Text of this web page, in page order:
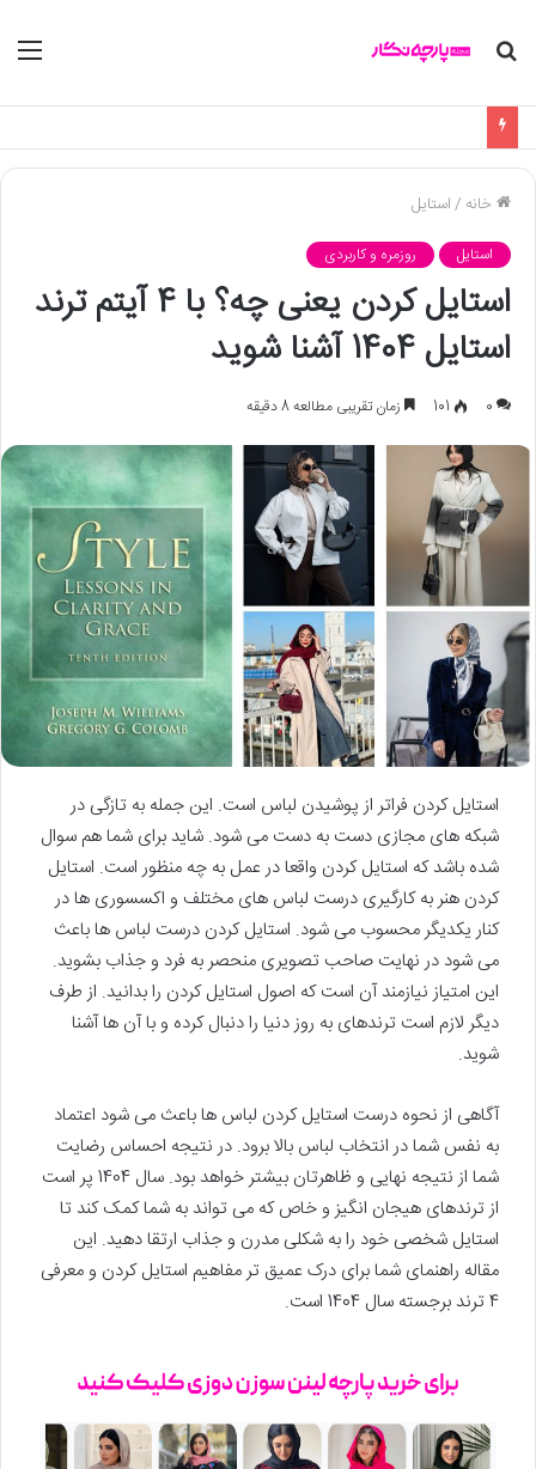
جستجو
خانه /استایل
استایل روزمره و کاربردی
استایل کردن یعنی چه؟ با 4 آیتم ترند
استایل 1404 آشنا شوید
0
101 زمان تقریبی مطالعه 8 دقیقه
استایل کردن فراتر از پوشیدن لباس است. این جمله به تازگی در
شبکه های مجازی دست به دست می شود. شاید برای شما هم سوال
شده باشد که استایل کردن واقعا در عمل به چه منظور است. استایل
کردن هنر به کارگیری درست لباس های مختلف و اکسسوری ها در
کنار یکدیگر محسوب می شود. استایل کردن درست لباس ها باعث
می شود در نهایت صاحب تصویری منحصر به فرد و جذاب بشوید.
این امتیاز نیازمند آن است که اصول استایل کردن را بدانید. از طرف
دیگر لازم است ترندهای به روز دنیا را دنبال کرده و با آن ها آشنا
شوید.
آگاهی از نحوه درست استایل کردن لباس ها باعث می شود اعتماد
به نفس شما در انتخاب لباس بالا برود. در نتیجه احساس رضایت
شما از نتیجه نهایی و ظاهرتان بیشتر خواهد بود. سال 1404 پر است
از ترندهای هیجان انگیز و خاص که می تواند به شما کمک کند تا
استایل شخصی خود را به شکلی مدرن و جذاب ارتقا دهید. این
مقاله راهنمای شما برای درک عمیق تر مفاهیم استایل کردن و معرفی
4 ترند برجسته سال 1404 است.